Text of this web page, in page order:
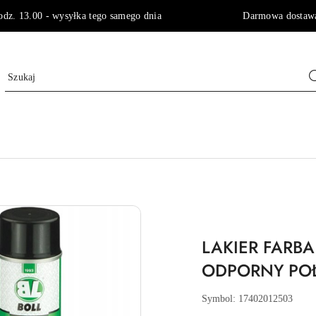
13.00 - wysyłka tego samego dnia Darmowa dostawa
LAKIER
ODPORNY
Symbol: 17402012503